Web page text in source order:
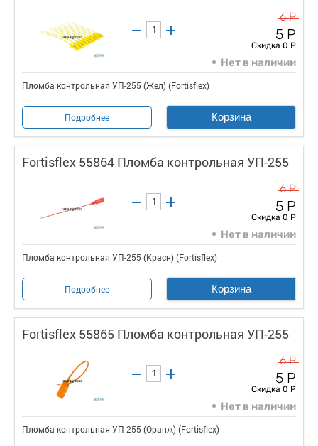
6 Р
5 Р
Скидка 0 Р
Нет в наличии
Пломба контрольная УП-255 (Жел) (Fortisflex)
Подробнее Корзина
Fortisflex 55864 Пломба контрольная УП-255
6 Р
5 Р
Скидка 0 Р
Нет в наличии
Пломба контрольная УП-255 (Красн) (Fortisflex)
Подробнее Корзина
Fortisflex 55865 Пломба контрольная УП-255
6 Р
5 Р
Скидка 0 Р
Нет в наличии
Пломба контрольная УП-255 (Оранж) (Fortisflex)